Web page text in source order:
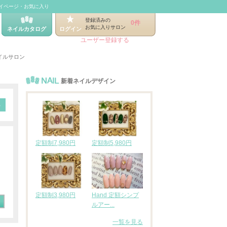
ページ・お気に入り
ネイルカタログ ログイン
登録済みの
お気に入りサロン
0件
ユーザー登録する
ルサロン
NAIL 新着ネイルデザイン
定額制7,980円 定額制5,980円
定額制3,980円
Hand 定額シンプ
ルアー...
一覧を見る